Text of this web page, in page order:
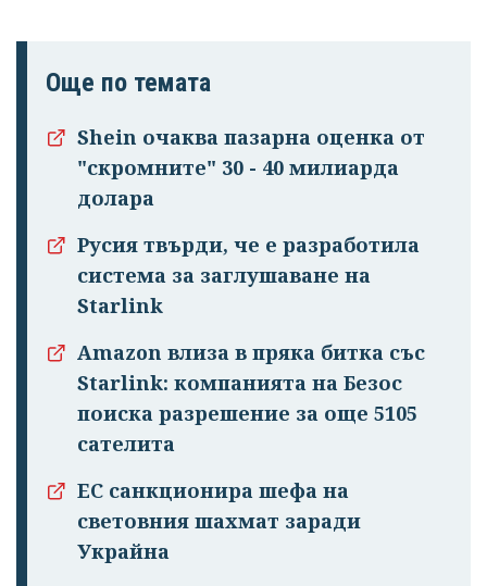
Още по темата
Shein очаква пазарна оценка от
"скромните" 30 - 40 милиарда
долара
Русия твърди, че е разработила
система за заглушаване на
Starlink
Amazon влиза в пряка битка със
Starlink: компанията на Безос
поиска разрешение за още 5105
сателита
ЕС санкционира шефа на
световния шахмат заради
Украйна